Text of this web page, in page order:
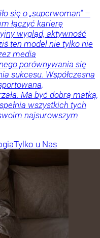
się o „superwoman” –
łączyć karierę
wygląd, aktywność
ten model nie tylko nie
media
porównywania się
sukcesu. Współczesna
Ma być dobrą matką,
wszystkich tych
najsurowszym
Tylko u Nas